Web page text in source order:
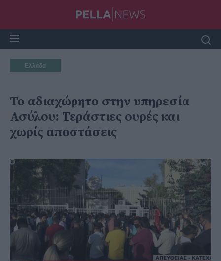
Ελλάδα
Το αδιαχώρητο στην υπηρεσία
Ασύλου: Τεράστιες ουρές και
χωρίς αποστάσεις